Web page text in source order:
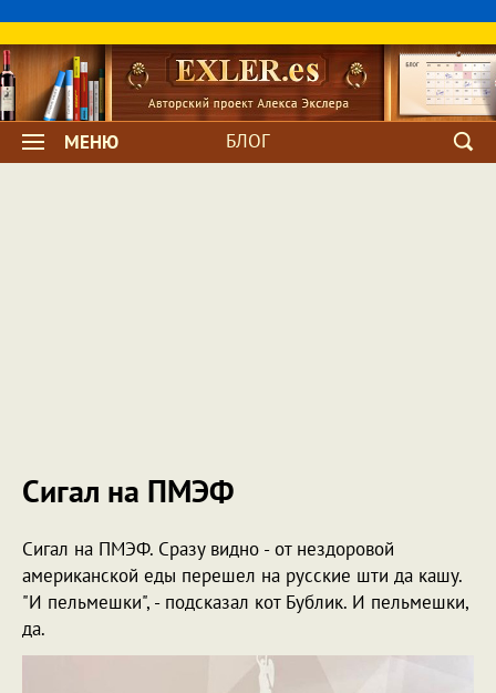
МЕНЮ БЛОГ
Сигал на ПМЭФ
Сигал на ПМЭФ. Сразу видно - от нездоровой
американской еды перешел на русские шти да кашу.
"И пельмешки", - подсказал кот Бублик. И пельмешки,
да.